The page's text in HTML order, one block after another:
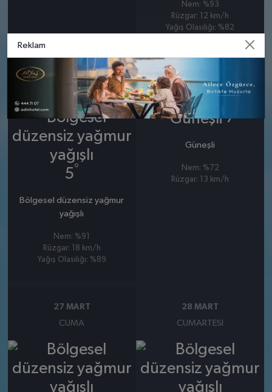
Nem: %93
Rüzgar: 12 km/h
Yağış Olasılığı: %82
25 MART
ÇARŞAMBA
5°
Bölgesel düzensiz yağmur
yağışlı
Nem: %91
Rüzgar: 18 km/h
Yağış Olasılığı: %89
PERŞEMBE
7
Güneşli
Nem: %72
Rüzgar: 13 km/h
27 MART
CUMA
28 MART
CUMARTESI
Reklam